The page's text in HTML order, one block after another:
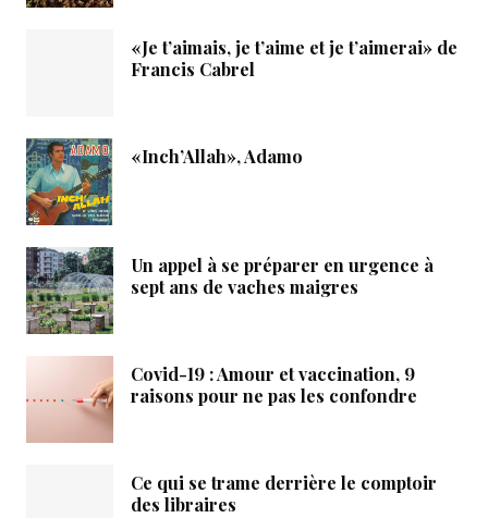
«Je t’aimais, je t’aime et je t’aimerai» de
Francis Cabrel
«Inch’Allah», Adamo
Un appel à se préparer en urgence à
sept ans de vaches maigres
Covid-19 : Amour et vaccination, 9
raisons pour ne pas les confondre
Ce qui se trame derrière le comptoir
des libraires